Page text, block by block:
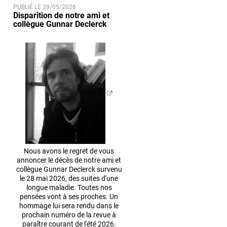
PUBLIÉ LE 29/05/2026
Disparition de notre ami et
collègue Gunnar Declerck
Nous avons le regret de vous
annoncer le décès de notre ami et
collègue Gunnar Declerck survenu
le 28 mai 2026, des suites d'une
longue maladie. Toutes nos
pensées vont à ses proches. Un
hommage lui sera rendu dans le
prochain numéro de la revue à
paraître courant de l'été 2026.